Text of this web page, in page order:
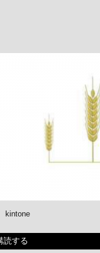
kintone
読する